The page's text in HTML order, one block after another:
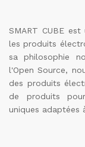
SMART CUBE
les produits
sa philosophie
l'Open Source,
des produits
de produits
uniques adaptées